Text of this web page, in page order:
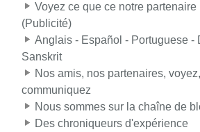
Voyez ce que ce notre partenaire
(Publicité)
Anglais - Español - Portuguese -
Sanskrit
Nos amis, nos partenaires,
communiquez
Nous sommes sur la chaîne de
Des chroniqueurs d'expérience